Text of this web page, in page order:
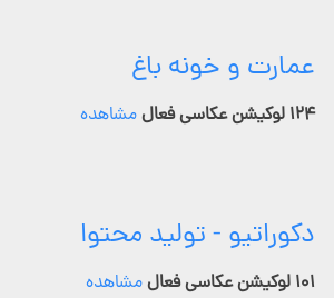
عمارت و خونه باغ
۱۲۴ لوکیشن عکاسی فعال مشاهده
دکوراتیو - تولید محتوا
۱۰۱ لوکیشن عکاسی فعال مشاهده